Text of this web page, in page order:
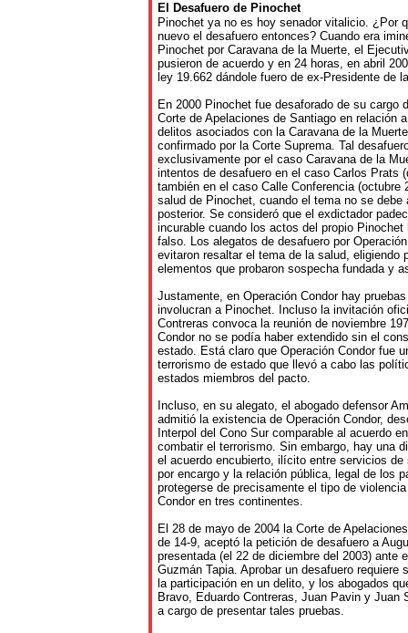
El Desafuero de Pinochet
Pinochet ya no es hoy senador vitalicio. ¿Por
nuevo el desafuero entonces? Cuando era
Pinochet por Caravana de la Muerte, el
pusieron de acuerdo y en 24 horas, en abril
ley 19.662 dándole fuero de ex-Presidente de
En 2000 Pinochet fue desaforado de su cargo
Corte de Apelaciones de Santiago en relación
delitos asociados con la Caravana de la
confirmado por la Corte Suprema. Tal
exclusivamente por el caso Caravana de la
intentos de desafuero en el caso Carlos Prats
también en el caso Calle Conferencia (octubre
salud de Pinochet, cuando el tema no se debe
posterior. Se consideró que el exdictador
incurable cuando los actos del propio Pinochet
falso. Los alegatos de desafuero por
evitaron resaltar el tema de la salud, eligiendo
elementos que probaron sospecha fundada y
Justamente, en Operación Condor hay
involucran a Pinochet. Incluso la invitación
Contreras convoca la reunión de noviembre
Condor no se podía haber extendido sin el
estado. Está claro que Operación Condor fue
terrorismo de estado que llevó a cabo las
estados miembros del pacto.
Incluso, en su alegato, el abogado defensor
admitió la existencia de Operación Condor,
Interpol del Cono Sur comparable al acuerdo
combatir el terrorismo. Sin embargo, hay una
el acuerdo encubierto, ilícito entre servicios de
por encargo y la relación pública, legal de los
protegerse de precisamente el tipo de
Condor en tres continentes.
El 28 de mayo de 2004 la Corte de
de 14-9, aceptó la petición de desafuero a
presentada (el 22 de diciembre del 2003) ante
Guzmán Tapia. Aprobar un desafuero requiere
la participación en un delito, y los abogados
Bravo, Eduardo Contreras, Juan Pavin y Juan
a cargo de presentar tales pruebas.